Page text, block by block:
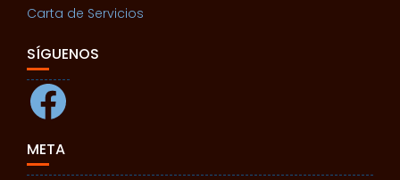
Carta de Servicios
SÍGUENOS
Facebook
META